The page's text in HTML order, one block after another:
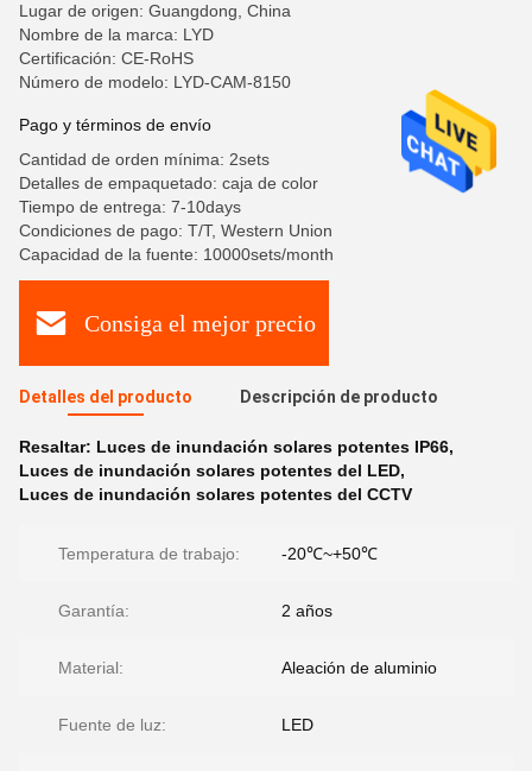
Lugar de origen: Guangdong, China
Nombre de la marca: LYD
Certificación: CE-RoHS
Número de modelo: LYD-CAM-8150
Pago y términos de envío
Cantidad de orden mínima: 2sets
Detalles de empaquetado: caja de color
Tiempo de entrega: 7-10days
Condiciones de pago: T/T, Western Union
Capacidad de la fuente: 10000sets/month
Consiga el mejor precio
Detalles del producto Descripción de producto
Resaltar: Luces de inundación solares potentes IP66,
Luces de inundación solares potentes del LED,
Luces de inundación solares potentes del CCTV
Temperatura de trabajo: -20℃~+50℃
Garantía: 2 años
Material: Aleación de aluminio
Fuente de luz: LED